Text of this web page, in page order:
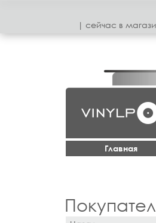
| сeйчас в
Главная